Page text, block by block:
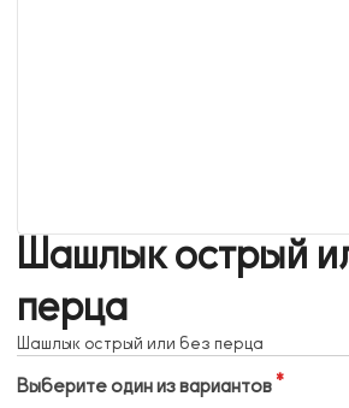
Шашлык острый
перца
Шашлык острый или без перца
Выберите один из вариантов